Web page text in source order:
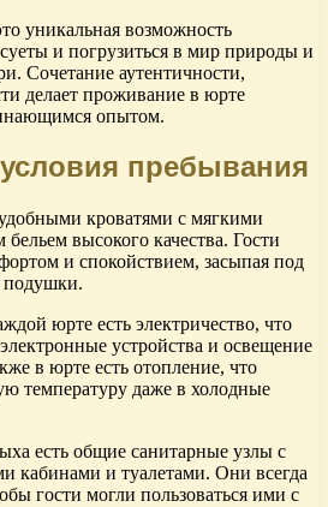
уникальная возможность
и погрузиться в мир природы и
Сочетание аутентичности,
делает проживание в юрте
опытом.
пребывания
кроватями с мягкими
высокого качества. Гости
и спокойствием, засыпая под
подушки.
юрте есть электричество, что
устройства и освещение
в юрте есть отопление, что
температуру даже в холодные
есть общие санитарные узлы с
кабинами и туалетами. Они всегда
гости могли пользоваться ими с